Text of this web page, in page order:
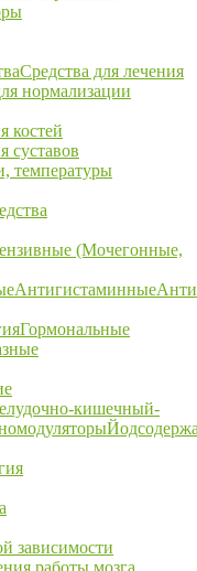
Средства для лечения
нормализации
костей
суставов
температуры
(Мочегонные,
Антигистаминные
Гормональные
кишечный-
зависимости